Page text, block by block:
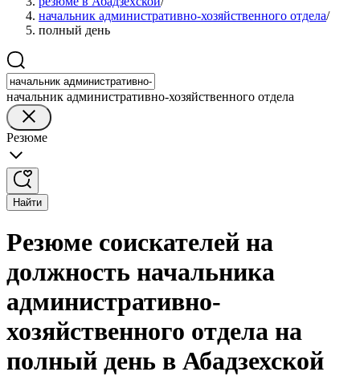
начальник административно-хозяйственного отдела/
полный день
начальник административно-хозяйственного отдела
Резюме
Найти
Резюме соискателей на
должность начальника
административно-
хозяйственного отдела на
полный день в Абадзехской